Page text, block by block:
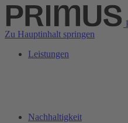
Zu Hauptinhalt springen
Leistungen
Nachhaltigkeit